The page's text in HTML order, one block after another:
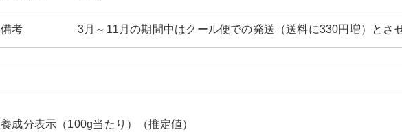
備考 3月～11月の期間中はクール便での発送（送料に330円増）とさ
成分表示（100g当たり）（推定値）